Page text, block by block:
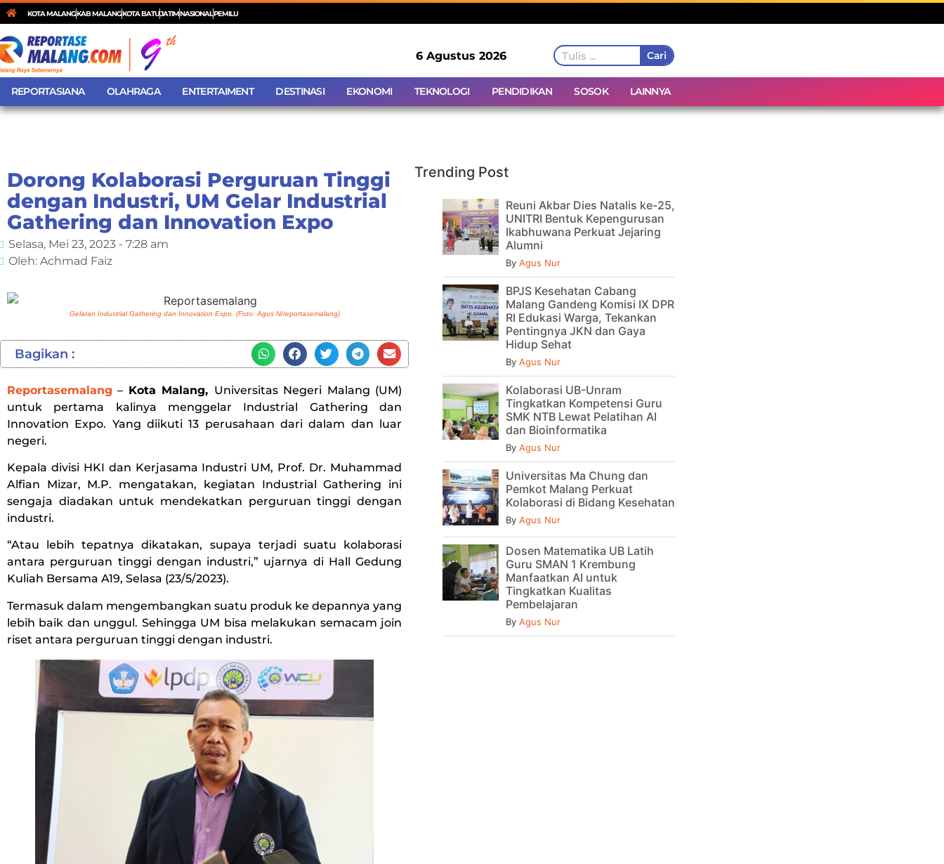
KOTA MALANGKAB MALANGKOTA BATUJATIMNASIONALPEMILU
6 Agustus 2026 Cari
REPORTASIANA OLAHRAGA ENTERTAIMENT DESTINASI EKONOMI TEKNOLOGI PENDIDIKAN SOSOK LAINNYA
Dorong Kolaborasi Perguruan Tinggi
dengan Industri, UM Gelar Industrial
Gathering dan Innovation Expo
Selasa, Mei 23, 2023 - 7:28 am
Oleh: Achmad Faiz
Gelaran Industrial Gathering dan Innovation Expo. (Foto: Agus N/reportasemalang)
Bagikan :
Reportasemalang – Kota Malang, Universitas Negeri Malang (UM)
untuk pertama kalinya menggelar Industrial Gathering dan
Innovation Expo. Yang diikuti 13 perusahaan dari dalam dan luar
negeri.
Kepala divisi HKI dan Kerjasama Industri UM, Prof. Dr. Muhammad
Alfian Mizar, M.P. mengatakan, kegiatan Industrial Gathering ini
sengaja diadakan untuk mendekatkan perguruan tinggi dengan
industri.
“Atau lebih tepatnya dikatakan, supaya terjadi suatu kolaborasi
antara perguruan tinggi dengan industri,” ujarnya di Hall Gedung
Kuliah Bersama A19, Selasa (23/5/2023).
Termasuk dalam mengembangkan suatu produk ke depannya yang
lebih baik dan unggul. Sehingga UM bisa melakukan semacam join
riset antara perguruan tinggi dengan industri.
Trending Post
Reuni Akbar Dies Natalis ke-25,
UNITRI Bentuk Kepengurusan
Ikabhuwana Perkuat Jejaring
Alumni
By Agus Nur
BPJS Kesehatan Cabang
Malang Gandeng Komisi IX DPR
RI Edukasi Warga, Tekankan
Pentingnya JKN dan Gaya
Hidup Sehat
By Agus Nur
Kolaborasi UB-Unram
Tingkatkan Kompetensi Guru
SMK NTB Lewat Pelatihan AI
dan Bioinformatika
By Agus Nur
Universitas Ma Chung dan
Pemkot Malang Perkuat
Kolaborasi di Bidang Kesehatan
By Agus Nur
Dosen Matematika UB Latih
Guru SMAN 1 Krembung
Manfaatkan AI untuk
Tingkatkan Kualitas
Pembelajaran
By Agus Nur